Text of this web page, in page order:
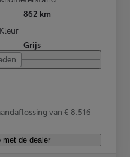
862 km
Kleur
Grijs
van € 8.516
met de dealer